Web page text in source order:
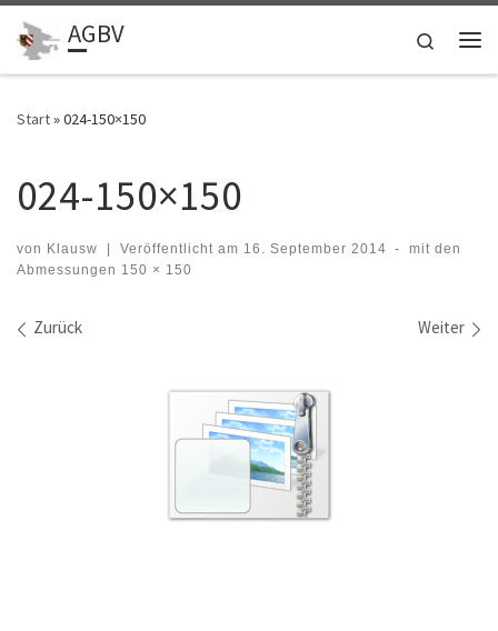
Zum Inhalt springen
AGBV
Search
Start»024-150×150
024-150×150
von Klausw | Veröffentlicht am 16. September 2014 -
mit den
Abmessungen 150 × 150
Bilder Navigation
Zurück Weiter